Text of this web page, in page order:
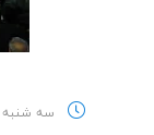
سه شنبه ۲۶ اسفند ۱۴۰۴